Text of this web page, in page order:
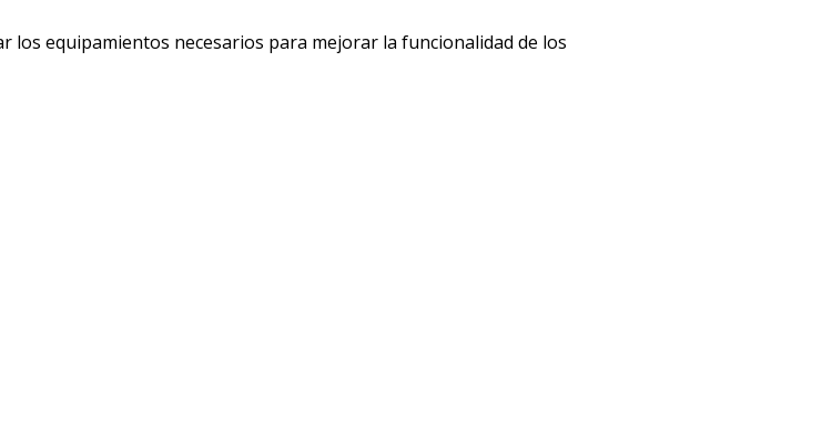
los equipamientos necesarios para mejorar la funcionalidad de los